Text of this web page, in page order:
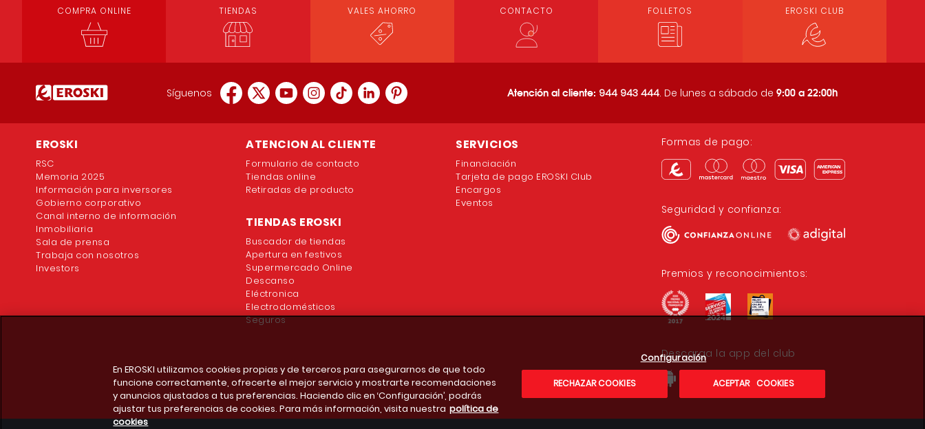
COMPRA ONLINE TIENDAS VALES AHORRO CONTACTO FOLLETOS EROSKI CLUB
Síguenos Atención al cliente: 944 943 444. De lunes a sábado de 9:00 a 22:00h
EROSKI
RSC
Memoria 2025
Información para inversores
Gobierno corporativo
Canal interno de información
Inmobiliaria
Sala de prensa
Trabaja con nosotros
Investors
ATENCION AL CLIENTE
Formulario de contacto
Tiendas online
Retiradas de producto
TIENDAS EROSKI
Buscador de tiendas
Apertura en festivos
Supermercado Online
Descanso
Eléctronica
Electrodomésticos
Seguros
SERVICIOS
Financiación
Tarjeta de pago EROSKI Club
Encargos
Eventos
Formas de pago:
Seguridad y confianza:
Premios y reconocimientos:
Descarga la app del club
En EROSKI utilizamos cookies propias y de terceros para asegurarnos de que todo
funcione correctamente, ofrecerte el mejor servicio y mostrarte recomendaciones
y anuncios ajustados a tus preferencias. Haciendo clic en ‘Configuración’, podrás
ajustar tus preferencias de cookies. Para más información, visita nuestra política de
cookies
Configuración
RECHAZAR COOKIES ACEPTAR COOKIES